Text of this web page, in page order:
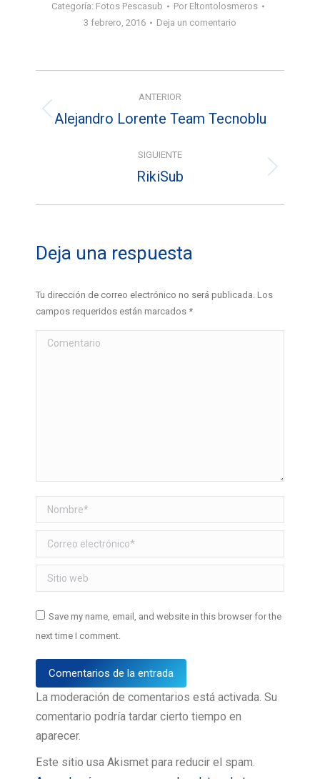
Categoría: Fotos Pescasub Por Eltontolosmeros
3 febrero, 2016
Deja un comentario
entre
ANTERIOR
Álbum
Alejandro Lorente Team Tecnoblu
SIGUIENTE
Álbum
RikiSub
Deja una respuesta
Tu dirección de correo electrónico no será publicada. Los
campos requeridos están marcados *
Comentario
Nombre *
Correo electrónico *
Sitio web
Save my name, email, and website in this browser for the
next time I comment.
Comentarios de la entrada
La moderación de comentarios está activada. Su
comentario podría tardar cierto tiempo en
aparecer.
Este sitio usa Akismet para reducir el spam.